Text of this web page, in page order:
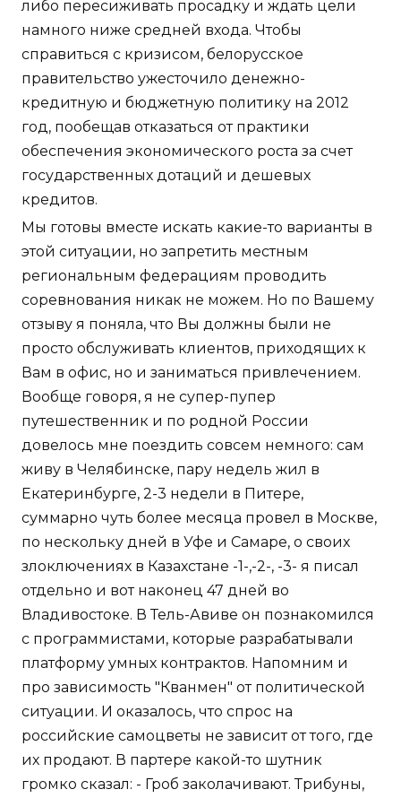
либо пересиживать просадку и ждать цели
намного ниже средней входа. Чтобы
справиться с кризисом, белорусское
правительство ужесточило денежно-
кредитную и бюджетную политику на 2012
год, пообещав отказаться от практики
обеспечения экономического роста за счет
государственных дотаций и дешевых
кредитов.
Мы готовы вместе искать какие-то варианты в
этой ситуации, но запретить местным
региональным федерациям проводить
соревнования никак не можем. Но по Вашему
отзыву я поняла, что Вы должны были не
просто обслуживать клиентов, приходящих к
Вам в офис, но и заниматься привлечением.
Вообще говоря, я не супер-пупер
путешественник и по родной России
довелось мне поездить совсем немного: сам
живу в Челябинске, пару недель жил в
Екатеринбурге, 2-3 недели в Питере,
суммарно чуть более месяца провел в Москве,
по нескольку дней в Уфе и Самаре, о своих
злоключениях в Казахстане -1-,-2-, -3- я писал
отдельно и вот наконец 47 дней во
Владивостоке. В Тель-Авиве он познакомился
с программистами, которые разрабатывали
платформу умных контрактов. Напомним и
про зависимость "Кванмен" от политической
ситуации. И оказалось, что спрос на
российские самоцветы не зависит от того, где
их продают. В партере какой-то шутник
громко сказал: - Гроб заколачивают. Трибуны,